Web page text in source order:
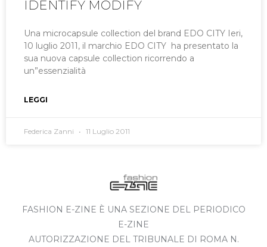
IDENTIFY MODIFY
Una microcapsule collection del brand EDO CITY Ieri,
10 luglio 2011, il marchio EDO CITY ha presentato la
sua nuova capsule collection ricorrendo a
un”essenzialità
LEGGI
Federica Zanni 11 Luglio 2011
FASHION E-ZINE È UNA SEZIONE DEL PERIODICO
E-ZINE
AUTORIZZAZIONE DEL TRIBUNALE DI ROMA N.